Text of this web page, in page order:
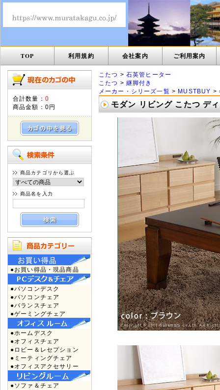
TOP 利用規約 会社案内 ご利用案内
合計数量： 0
商品金額： 0円
商品カテゴリから選ぶ
商品名を入力
●お買い得品・現品商品
●パソコンデスク
●パソコンチェア
●バランスチェア
●ゲーミングチェア
●ホームデスク
●オフィスチェア
●ロビー＆レセプション
●ミーティングチェア
●オフィスアクセサリー
●ソファ＆チェア
こたつ > 石英管ヒーター
こたつ > 継脚付き
メーカー・シリーズ一覧 > MUSTBUY >
モダン リビング こたつ デ